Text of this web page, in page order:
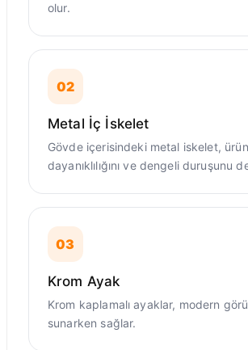
olur.
02
Metal İç İskelet
Gövde içerisindeki metal iskelet,
dayanıklılığını ve dengeli duruşunu
03
Krom Ayak
Krom kaplamalı ayaklar, modern
sunarken sağlar.